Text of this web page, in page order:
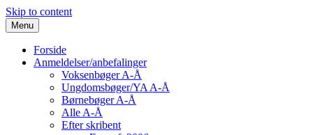
Skip to content
Menu
Forside
Anmeldelser/anbefalinger
Voksenbøger A-Å
Ungdomsbøger/YA A-Å
Børnebøger A-Å
Alle A-Å
Efter skribent